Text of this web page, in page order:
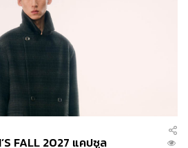
ชั้นบนสุด และยังมีร้านขายดอกไม้
ารตอบรับจากชาวญี่ปุ่นพอสมควร
ความเป็นไปได้ที่จะนำโมเดลอื่นๆ
ฟกัสที่สินค้าไลฟ์แวร์ก่อน แต่ถ้ามี
องทำ”
นึ่งที่ Uniqlo กำลังให้ความสำคัญมาก
รุงเว็บไซต์และแอปพลิเคชันแล้ว
พที่เซ็นทรัลพลาซา อุบลราชธานี
FALL 2027 แคปซูล